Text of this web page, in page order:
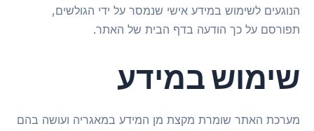
הנוגעים לשימוש במידע אישי שנמסר על ידי הגולשים,
תפורסם על כך הודעה בדף הבית של האתר.
שימוש במידע
מערכת האתר שומרת מקצת מן המידע במאגריה ועושה בהם